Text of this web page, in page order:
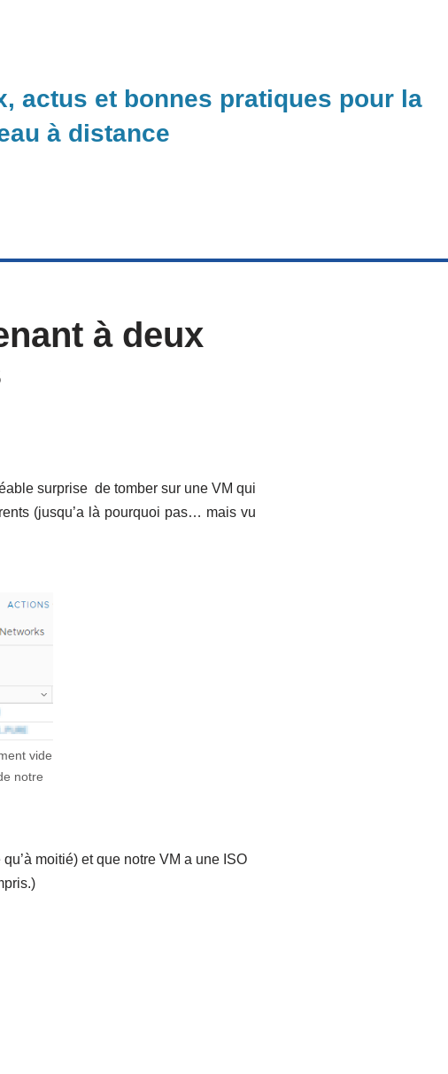
actus et bonnes pratiques pour la
à distance
à deux
surprise de tomber sur une VM qui
(jusqu’a là pourquoi pas… mais vu
vide
notre
moitié) et que notre VM a une ISO